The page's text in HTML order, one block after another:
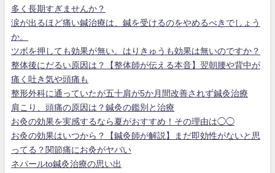
多く長期すぎませんか？
涙が出るほど痛い鍼治療は、鍼を受けるのをやめるべきでしょう
か。
ツボを押しても効果が無い。はりきゅうも効果は無いのですか？
整体後にだるい原因は？【整体師が伝える本音】翌朝腰や背中が
痛く吐き気や頭痛も
整形外科に通っていたが五十肩が5か月間改善されず鍼灸治療
肩こり、頭痛の原因は？鍼灸の鑑別と治療
お灸の効果を実感するなら夏がおすすめ！その理由は◯◯
お灸の効果はいつから？【鍼灸師が解説】まだ即効性がないと思
ってる？関節痛にお灸がヤバい
ネパールto鍼灸治療の思い出